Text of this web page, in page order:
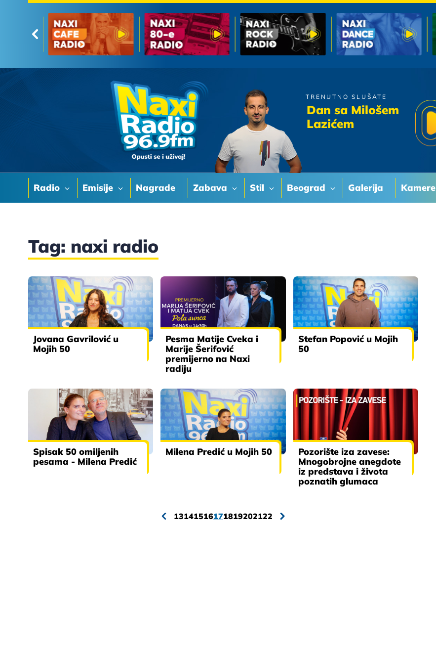
Radio Emisije Nagrade Zabava Stil Beograd Galerija Kamere
TRENUTNO SLUŠATE
Dan sa Milošem
Lazićem
Merlin
Ja Sam Na Te Naviko
Tag: naxi radio
Jovana Gavrilović u
Mojih 50
Pesma Matije Cveka i
Marije Šerifović
premijerno na Naxi
radiju
Stefan Popović u Mojih
50
Spisak 50 omiljenih
pesama - Milena Predić
Milena Predić u Mojih 50
Pozorište iza zavese:
Mnogobrojne anegdote
iz predstava i života
poznatih glumaca
13141516171819202122